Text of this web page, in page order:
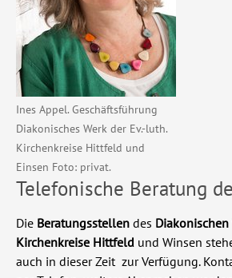
Ines Appel. Geschäftsführung
Diakonisches Werk der Ev.-luth.
Kirchenkreise Hittfeld und
Einsen Foto: privat.
Telefonische Beratung
Die Beratungsstellen des Diakonischen
Kirchenkreise Hittfeld und Winsen
auch in dieser Zeit zur Verfügung.